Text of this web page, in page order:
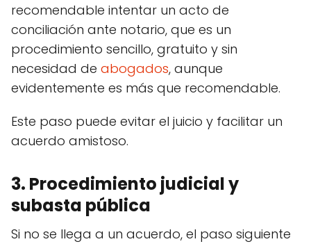
recomendable intentar un acto de
conciliación ante notario, que es un
procedimiento sencillo, gratuito y sin
necesidad de abogados, aunque
evidentemente es más que recomendable.
Este paso puede evitar el juicio y facilitar un
acuerdo amistoso.
3. Procedimiento judicial y
subasta pública
Si no se llega a un acuerdo, el paso siguiente